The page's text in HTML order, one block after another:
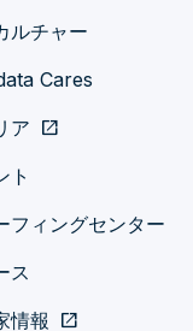
ルチャー
Cares
ア open_in_new
ト
フィングセンター
ス
情報
open_in_new